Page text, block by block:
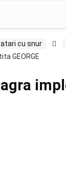
cu snur
GEORGE